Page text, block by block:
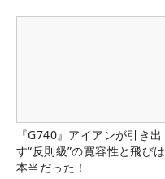
『G740』アイアンが引き出
す“反則級”の寛容性と飛びは
本当だった！